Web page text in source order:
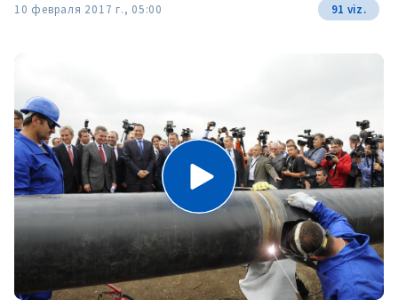
10 февраля 2017 г., 05:00 91 viz.